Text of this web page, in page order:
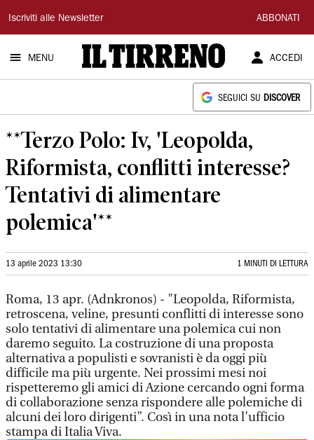
Il
Tirreno
Iscriviti alle Newsletter ABBONATI
MENU ACCEDI
SEGUICI SU DISCOVER
**Terzo Polo: Iv, 'Leopolda,
Riformista, conflitti interesse?
Tentativi di alimentare
polemica'**
13 aprile 2023 13:30 1 MINUTI DI LETTURA
Roma, 13 apr. (Adnkronos) - "Leopolda, Riformista,
retroscena, veline, presunti conflitti di interesse sono
solo tentativi di alimentare una polemica cui non
daremo seguito. La costruzione di una proposta
alternativa a populisti e sovranisti è da oggi più
difficile ma più urgente. Nei prossimi mesi noi
rispetteremo gli amici di Azione cercando ogni forma
di collaborazione senza rispondere alle polemiche di
alcuni dei loro dirigenti”. Così in una nota l’ufficio
stampa di Italia Viva.